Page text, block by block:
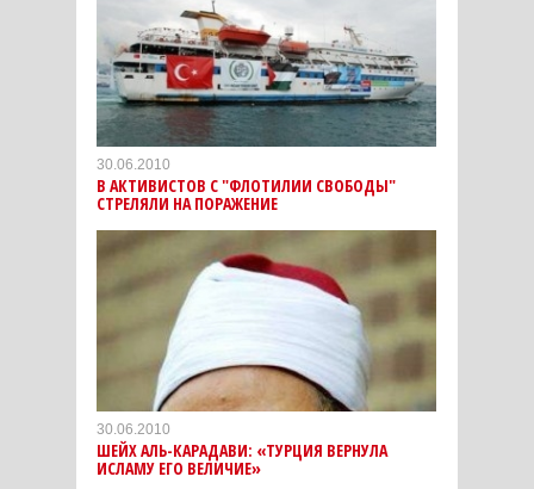
30.06.2010
В АКТИВИСТОВ С "ФЛОТИЛИИ СВОБОДЫ"
СТРЕЛЯЛИ НА ПОРАЖЕНИЕ
30.06.2010
ШЕЙХ АЛЬ-КАРАДАВИ: «ТУРЦИЯ ВЕРНУЛА
ИСЛАМУ ЕГО ВЕЛИЧИЕ»